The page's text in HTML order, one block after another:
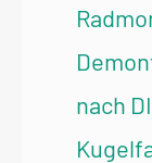
nach